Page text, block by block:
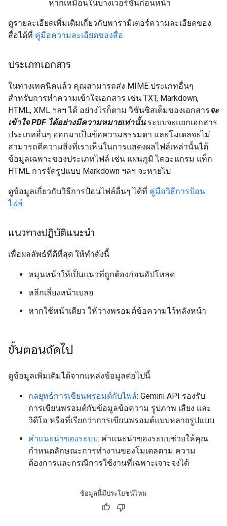
หากเหมือนในบางเวอร์ชันก่อนหน้า
ดูรายละเอียดเพิ่มเติมเกี่ยวกับพารามิเตอร์ความละเอียดของ
สื่อได้ที่ คู่มือความละเอียดของสื่อ
ประเภทเอกสาร
ในทางเทคนิคแล้ว คุณสามารถส่ง MIME ประเภทอื่นๆ
สำหรับการทำความเข้าใจเอกสาร เช่น TXT, Markdown,
HTML, XML ฯลฯ ได้ อย่างไรก็ตาม วิชันซิสเต็มของเอกสารจะ
เข้าใจ PDF ได้อย่างมีความหมายเท่านั้นระบบจะแยกเอกสาร
ประเภทอื่นๆ ออกมาเป็นข้อความธรรมดา และโมเดลจะไม่
สามารถตีความสิ่งที่เราเห็นในการแสดงผลไฟล์เหล่านั้นได้
ข้อมูลเฉพาะของประเภทไฟล์ เช่น แผนภูมิ ไดอะแกรม แท็ก
HTML การจัดรูปแบบ Markdown ฯลฯ จะหายไป
ดูข้อมูลเกี่ยวกับวิธีการป้อนไฟล์อื่นๆ ได้ที่ คู่มือวิธีการป้อน
ไฟล์
แนวทางปฏิบัติแนะนำ
เพื่อผลลัพธ์ที่ดีที่สุด ให้ทำดังนี้
หมุนหน้าให้เป็นแนวที่ถูกต้องก่อนอัปโหลด
หลีกเลี่ยงหน้าเบลอ
หากใช้หน้าเดียว ให้วางพรอมต์ข้อความไว้หลังหน้า
ขั้นตอนถัดไป
ดูข้อมูลเพิ่มเติมได้จากแหล่งข้อมูลต่อไปนี้
กลยุทธ์การเขียนพรอมต์กับไฟล์: Gemini API รองรับ
การเขียนพรอมต์กับข้อมูลข้อความ รูปภาพ เสียง และ
วิดีโอ หรือที่เรียกว่าการเขียนพรอมต์แบบหลายรูปแบบ
คำแนะนำของระบบ: คำแนะนำของระบบช่วยให้คุณ
กำหนดลักษณะการทำงานของโมเดลตาม ความ
ต้องการและกรณีการใช้งานที่เฉพาะเจาะจงได้
ข้อมูลนี้มีประโยชน์ไหม